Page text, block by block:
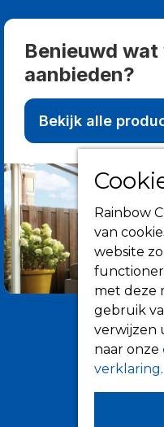
Benieuwd wat
aanbieden?
Bekijk alle
Rainbow
van
website
met deze
gebruik
verwijzen
naar onze
verklaring.